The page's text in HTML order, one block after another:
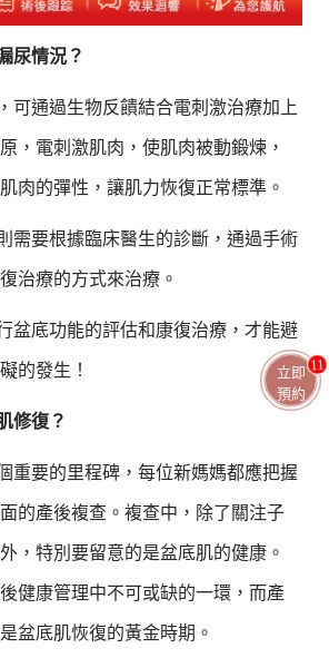
尿情況？
可通過生物反饋結合電刺激治療加上
，電刺激肌肉，使肌肉被動鍛煉，
肉的彈性，讓肌力恢復正常標準。
需要根據臨床醫生的診斷，通過手術
治療的方式來治療。
盆底功能的評估和康復治療，才能避
的發生！
修復？
重要的里程碑，每位新媽媽都應把握
的產後複查。複查中，除了關注子
，特別要留意的是盆底肌的健康。
健康管理中不可或缺的一環，而產
盆底肌恢復的黃金時期。
立即
預約
11